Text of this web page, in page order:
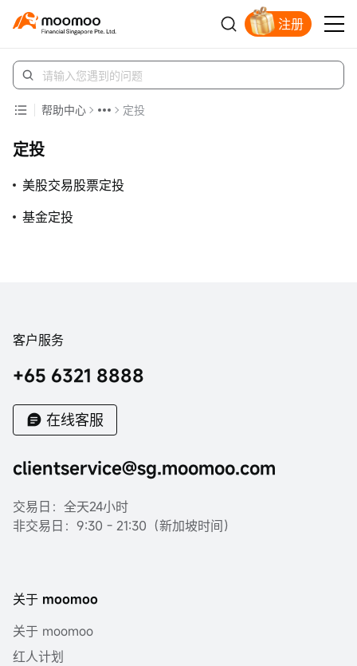
注册
帮助中心 定投
定投
美股交易股票定投
基金定投
客户服务
+65 6321 8888
在线客服
clientservice@sg.moomoo.com
交易日：全天24小时
非交易日：9:30 - 21:30（新加坡时间）
关于 moomoo
关于 moomoo
红人计划